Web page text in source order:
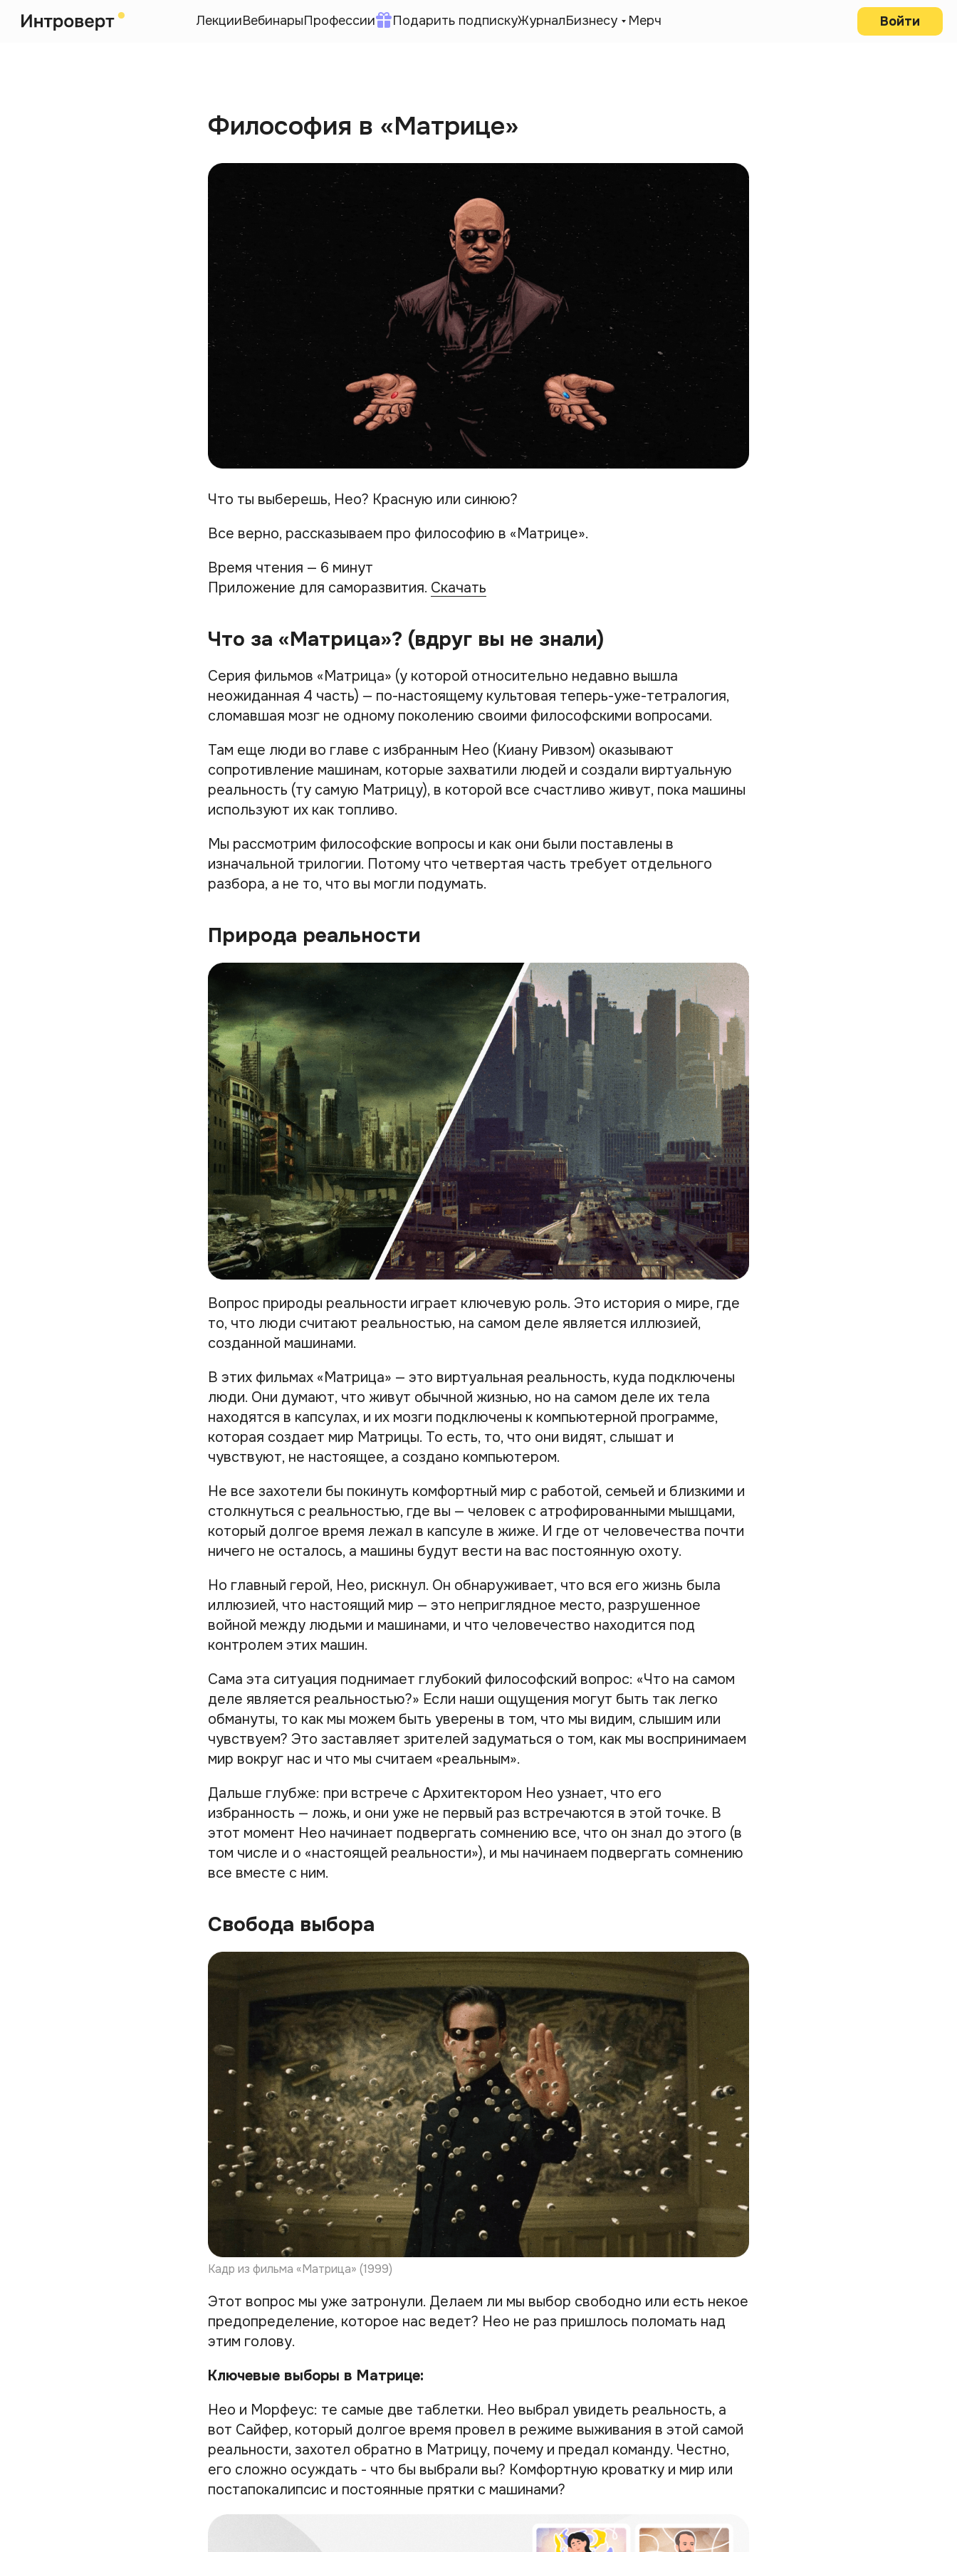
ЛекцииВебинарыПрофессии Подарить подпискуЖурналБизнесу Мерч Войти
Философия в «Матрице»
Что ты выберешь, Нео? Красную или синюю?
Все верно, рассказываем про философию в «Матрице».
Время чтения — 6 минут
Приложение для саморазвития. Скачать
Что за «Матрица»? (вдруг вы не знали)
Серия фильмов «Матрица» (у которой относительно недавно вышла
неожиданная 4 часть) — по-настоящему культовая теперь-уже-тетралогия,
сломавшая мозг не одному поколению своими философскими вопросами.
Там еще люди во главе с избранным Нео (Киану Ривзом) оказывают
сопротивление машинам, которые захватили людей и создали виртуальную
реальность (ту самую Матрицу), в которой все счастливо живут, пока машины
используют их как топливо.
Мы рассмотрим философские вопросы и как они были поставлены в
изначальной трилогии. Потому что четвертая часть требует отдельного
разбора, а не то, что вы могли подумать.
Природа реальности
Вопрос природы реальности играет ключевую роль. Это история о мире, где
то, что люди считают реальностью, на самом деле является иллюзией,
созданной машинами.
В этих фильмах «Матрица» — это виртуальная реальность, куда подключены
люди. Они думают, что живут обычной жизнью, но на самом деле их тела
находятся в капсулах, и их мозги подключены к компьютерной программе,
которая создает мир Матрицы. То есть, то, что они видят, слышат и
чувствуют, не настоящее, а создано компьютером.
Не все захотели бы покинуть комфортный мир с работой, семьей и близкими и
столкнуться с реальностью, где вы — человек с атрофированными мышцами,
который долгое время лежал в капсуле в жиже. И где от человечества почти
ничего не осталось, а машины будут вести на вас постоянную охоту.
Но главный герой, Нео, рискнул. Он обнаруживает, что вся его жизнь была
иллюзией, что настоящий мир — это неприглядное место, разрушенное
войной между людьми и машинами, и что человечество находится под
контролем этих машин.
Сама эта ситуация поднимает глубокий философский вопрос: «Что на самом
деле является реальностью?» Если наши ощущения могут быть так легко
обмануты, то как мы можем быть уверены в том, что мы видим, слышим или
чувствуем? Это заставляет зрителей задуматься о том, как мы воспринимаем
мир вокруг нас и что мы считаем «реальным».
Дальше глубже: при встрече с Архитектором Нео узнает, что его
избранность — ложь, и они уже не первый раз встречаются в этой точке. В
этот момент Нео начинает подвергать сомнению все, что он знал до этого (в
том числе и о «настоящей реальности»), и мы начинаем подвергать сомнению
все вместе с ним.
Свобода выбора
Кадр из фильма «Матрица» (1999)
Этот вопрос мы уже затронули. Делаем ли мы выбор свободно или есть некое
предопределение, которое нас ведет? Нео не раз пришлось поломать над
этим голову.
Ключевые выборы в Матрице:
Нео и Морфеус: те самые две таблетки. Нео выбрал увидеть реальность, а
вот Сайфер, который долгое время провел в режиме выживания в этой самой
реальности, захотел обратно в Матрицу, почему и предал команду. Честно,
его сложно осуждать - что бы выбрали вы? Комфортную кроватку и мир или
постапокалипсис и постоянные прятки с машинами?